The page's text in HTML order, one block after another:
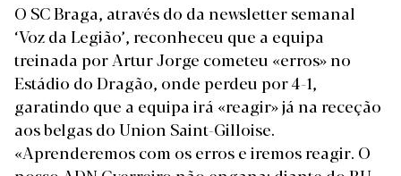
O SC Braga, através do da newsletter semanal
‘Voz da Legião’, reconheceu que a equipa
treinada por Artur Jorge cometeu «erros» no
Estádio do Dragão, onde perdeu por 4-1,
garatindo que a equipa irá «reagir» já na receção
aos belgas do Union Saint-Gilloise.
«Aprenderemos com os erros e iremos reagir. O